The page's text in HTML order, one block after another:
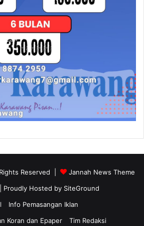
Reserved |
Jannah News Theme
| Proudly Hosted by SiteGround
Info Pemasangan Iklan
Koran dan Epaper
Tim Redaksi